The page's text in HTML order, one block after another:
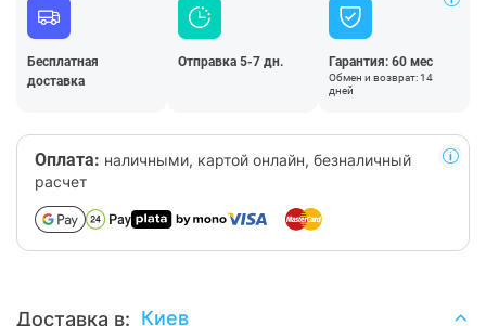
Бесплатная
доставка
Отправка 5-7 дн. Гарантия: 60 мес
Обмен и возврат: 14
дней
Оплата: наличными, картой онлайн, безналичный
расчет
Доставка в: Киев